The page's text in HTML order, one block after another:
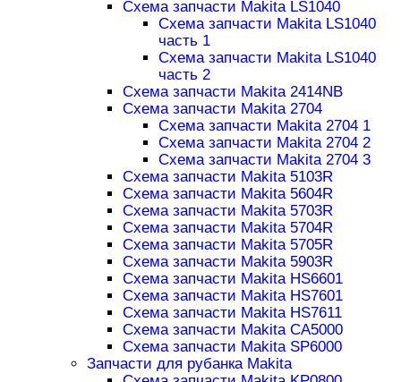
Схема запчасти Makita LS1040
Схема запчасти Makita LS1040
часть 1
Схема запчасти Makita LS1040
часть 2
Схема запчасти Makita 2414NB
Схема запчасти Makita 2704
Схема запчасти Makita 2704 1
Схема запчасти Makita 2704 2
Схема запчасти Makita 2704 3
Схема запчасти Makita 5103R
Схема запчасти Makita 5604R
Схема запчасти Makita 5703R
Схема запчасти Makita 5704R
Схема запчасти Makita 5705R
Схема запчасти Makita 5903R
Схема запчасти Makita HS6601
Схема запчасти Makita HS7601
Схема запчасти Makita HS7611
Схема запчасти Makita CA5000
Схема запчасти Makita SP6000
Запчасти для рубанка Makita